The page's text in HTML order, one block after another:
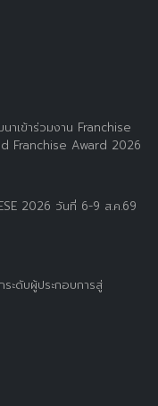
เข้าร่วมงาน Franchise
Franchise Award 2026
2026 วันที่ 6-9 ส.ค.69
ระดับผู้ประกอบการสู่